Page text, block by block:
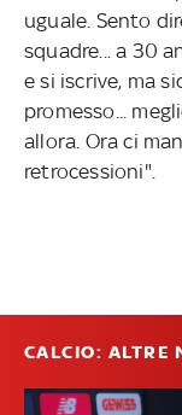
uguale. Sento
squadre... a 30
e si iscrive, ma
promesso...
allora. Ora ci
retrocessioni".
CALCIO: ALTRE